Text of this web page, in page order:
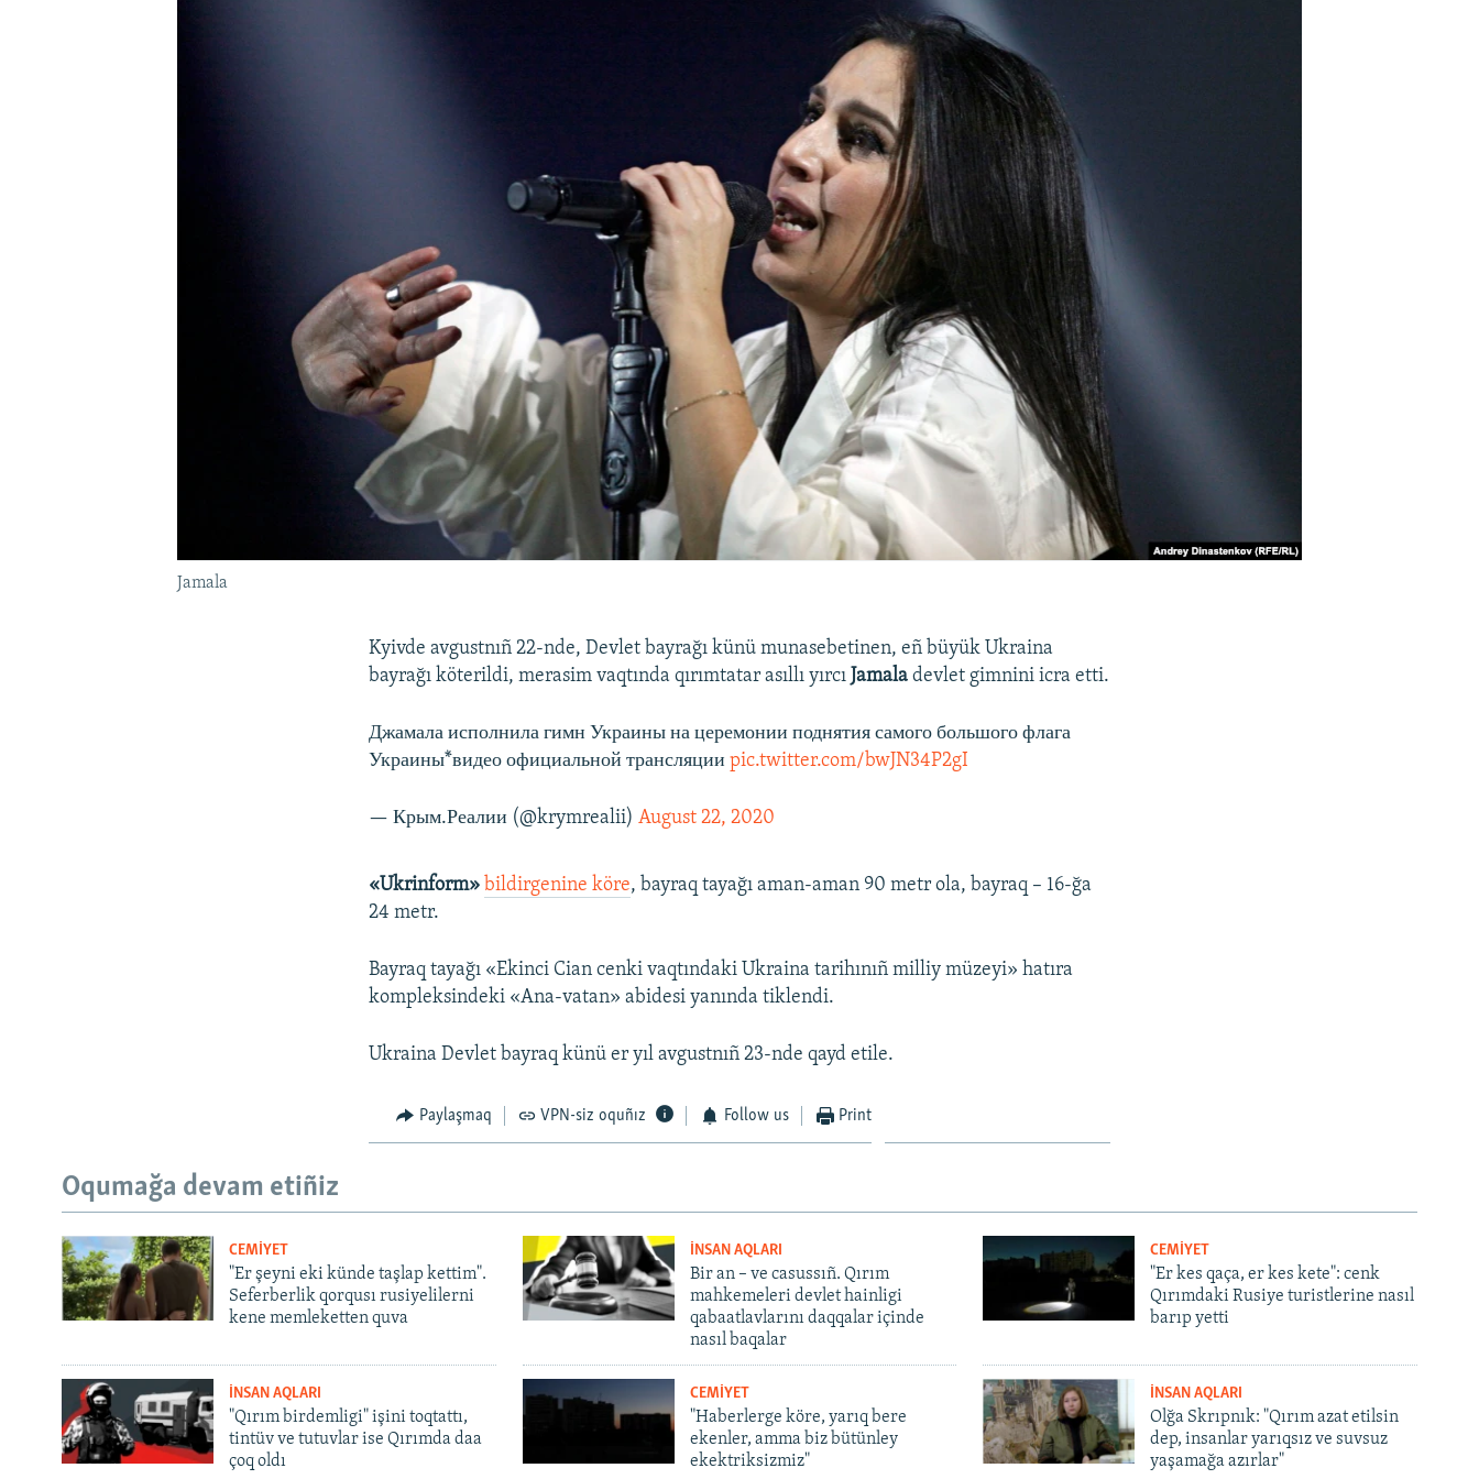
Jamala
Kyivde avgustnıñ 22-nde, Devlet bayrağı künü munasebetinen, eñ büyük Ukraina
bayrağı köterildi, merasim vaqtında qırımtatar asıllı yırcı Jamala devlet gimnini icra etti.
Джамала исполнила гимн Украины на церемонии поднятия самого большого флага
Украины*видео официальной трансляцииpic.twitter.com/bwJN34P2gI
— Крым.Реалии (@krymrealii)August 22, 2020
«Ukrinform» bildirgenine köre, bayraq tayağı aman-aman 90 metr ola, bayraq – 16-ğa
24 metr.
Bayraq tayağı «Ekinci Cian cenki vaqtındaki Ukraina tarihınıñ milliy müzeyi» hatıra
kompleksindeki «Ana-vatan» abidesi yanında tiklendi.
Ukraina Devlet bayraq künü er yıl avgustnıñ 23-nde qayd etile.
Paylaşmaq VPN-siz oquñız Follow us Print
Oqumağa devam etiñiz
CEMİYET
"Er şeyni eki künde taşlap kettim".
Seferberlik qorqusı rusiyelilerni
kene memleketten quva
İNSAN AQLARI
Bir an – ve casussıñ. Qırım
mahkemeleri devlet hainligi
qabaatlavlarını daqqalar içinde
nasıl baqalar
CEMİYET
"Er kes qaça, er kes kete": cenk
Qırımdaki Rusiye turistlerine nasıl
barıp yetti
İNSAN AQLARI
"Qırım birdemligi" işini toqtattı,
tintüv ve tutuvlar ise Qırımda daa
çoq oldı
CEMİYET
"Haberlerge köre, yarıq bere
ekenler, amma biz bütünley
ekektriksizmiz"
İNSAN AQLARI
Olğa Skrıpnık: "Qırım azat etilsin
dep, insanlar yarıqsız ve suvsuz
yaşamağa azırlar"